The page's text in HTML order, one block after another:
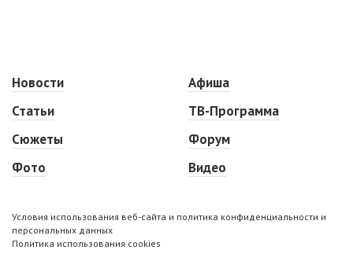
Новости
Статьи
Сюжеты
Фото
Афиша
ТВ-Программа
Форум
Видео
Условия использования веб-сайта и политика конфиденциальности и
персональных данных
Политика использования cookies